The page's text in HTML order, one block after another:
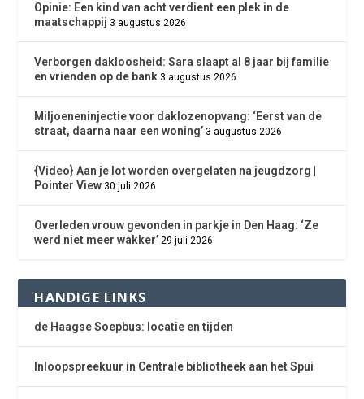
Opinie: Een kind van acht verdient een plek in de
maatschappij 3 augustus 2026
Verborgen dakloosheid: Sara slaapt al 8 jaar bij familie
en vrienden op de bank 3 augustus 2026
Miljoeneninjectie voor daklozenopvang: ‘Eerst van de
straat, daarna naar een woning’ 3 augustus 2026
{Video} Aan je lot worden overgelaten na jeugdzorg |
Pointer View 30 juli 2026
Overleden vrouw gevonden in parkje in Den Haag: ‘Ze
werd niet meer wakker’ 29 juli 2026
HANDIGE LINKS
de Haagse Soepbus: locatie en tijden
Inloopspreekuur in Centrale bibliotheek aan het Spui